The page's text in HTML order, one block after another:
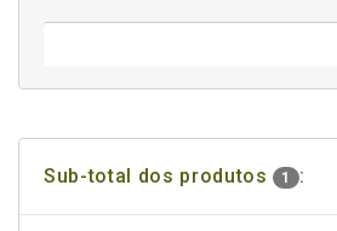
Sub-total dos produtos 1 :